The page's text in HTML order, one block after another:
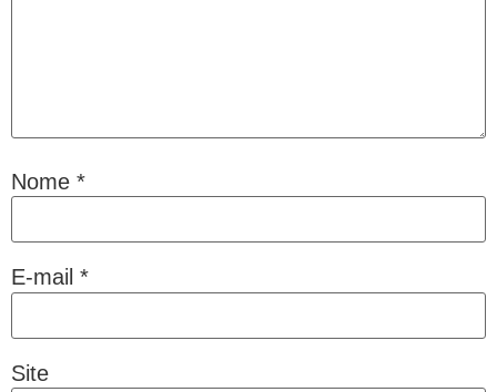
Nome *
E-mail *
Site